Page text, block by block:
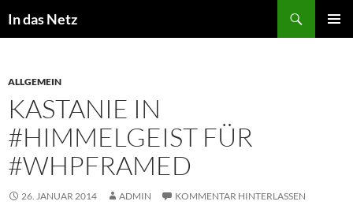
Inhalt
In das Netz
ALLGEMEIN
KASTANIE IN
#HIMMELGEIST FÜR
#WHPFRAMED
26. JANUAR 2014 ADMIN KOMMENTAR HINTERLASSEN